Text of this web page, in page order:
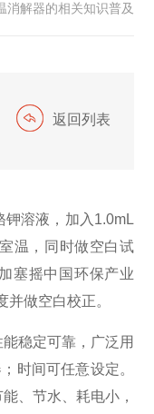
消解器的相关知识普及
返回列表
溶液，加入1.0mL
温，同时做空白试
塞摇中国环保产业
做空白校正。
稳定可靠，广泛用
时间可任意设定。
、节水、耗电小，